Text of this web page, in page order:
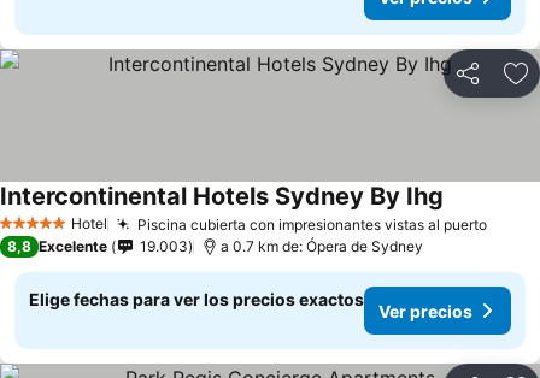
Compartir
5 Estrellas Hotel Piscina cubierta con impresionantes vistas al puertoVer
Intercontinental Hotels Sydney By Ihg
8,8 Excelente 19.003 a 0.7 km de: Ópera de Sydney
Elige fechas para ver los precios exactos
Ver precios